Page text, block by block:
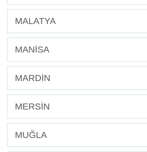
MALATYA
MANİSA
MARDİN
MERSİN
MUĞLA